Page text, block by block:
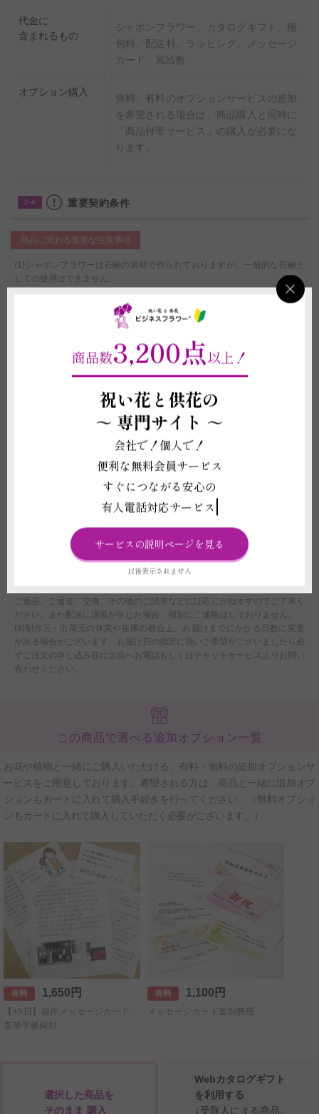
代金に
含まれるもの
シャボンフラワー、カタログギフト、梱
包料、配送料、ラッピング、メッセージ
カード、風呂敷
オプション購入
無料、有料のオプションサービスの追加
を希望される場合は、商品購入と同時に
「商品付帯サービス」の購入が必要にな
ります。
2-4 重要契約条件
商品に関わる重要な注意事項
(1)シャボンフラワーは石鹸の素材で作られておりますが、一般的な石鹸と
しての使用はできません。
(2)退色や破損を防ぐため、直射日光・火気・暖房器具の熱が当たる場所、
温度差の激しい場所には置かないでください。生花ではないため枯れること
はございませんが、経年劣化については補償ができかねます。予めご了承く
(3)資材の形状や素材は在庫の都合上、掲載イメージ写真と異なる場合がご
ざいます。これらイメージ写真と現物との違いを理由とする返品、返金、交
換、その他の請求などには応じかねますので予めご了承ください。
万が一ご注文をお取り消しされた場合も代金はご注文者様に全額ご負担いた
(5)カタログギフトの有効期限の管理については当店ではご対応ができず、
お届け先様にお願いしております。万が一使用前に有効期限が切れた場合も
一切補償はいたしかねますので、予めご了承ください。
配送に関わる重要な注意事項
(1)平日15:00以降、土曜日12:00以降、及び営業時間外または休業日にいた
せていただきます。
(2)注文フォームでお届け時間帯のご指定いただいたとしても、運送会社の
規定に伴い、確約はできません。あくまでご希望として承りますので、予め
ご返品、ご返金、交換、その他のご請求などには応じかねますのでご了承く
ださい。また配送に遅延が生じた場合、個別にご連絡はしておりません。
(4)制作元・出荷元の休業や在庫の都合上、お届けまでにかかる日数に変更
がある場合がございます。お届け日の指定に強いご希望がございましたら必
ずご注文の申し込み前に当店へお電話もしくはチャットサービスよりお問い
合わせください。
この商品で選べる追加オプション一覧
お花や植物と一緒にご購入いただける、有料・無料の追加オプションサ
ービスをご用意しております。希望される方は、商品と一緒に追加オプ
ションもカートに入れて購入手続きを行ってください。（無料オプショ
ンもカートに入れて購入していただく必要がございます。）
有料 1,650円
【+5日】自作メッセージカード、
直筆手紙同封
有料 1,100円
メッセージカード追加費用
選択した商品を
そのまま 購入
Webカタログギフト
を利用する
（受取人による商品、
商品数3,200点以上！
祝い花と供花の
～ 専門サイト ～
会社で！個人で！
便利な無料会員サービス
すぐにつながる安心の
有人電話対応サービス
サービスの説明ページを見る
以後表示されません